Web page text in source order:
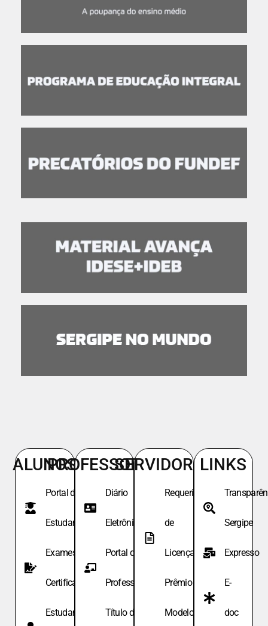
ALUNOS
Portal do
Estudante
Exames de
Certificação
Estudante
PROFESSORES
Diário
Eletrônico
Portal do
Professor
Título de
SERVIDORES
Requeri.
de
Licença
Prêmio
Modelo de
LINKS
Sergipe
Expresso
E-
doc